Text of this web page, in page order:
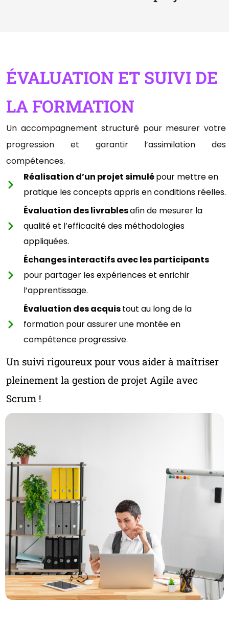
ÉVALUATION ET SUIVI DE
LA FORMATION
Un accompagnement structuré pour mesurer votre
progression et garantir l’assimilation des
compétences.
Réalisation d’un projet simulépour mettre en
pratique les concepts appris en conditions réelles.
Évaluation des livrablesafin de mesurer la
qualité et l’efficacité des méthodologies
appliquées.
Échanges interactifs avec les participants
pour partager les expériences et enrichir
l’apprentissage.
Évaluation des acquistout au long de la
formation pour assurer une montée en
compétence progressive.
Un suivi rigoureux pour vous aider à maîtriser
pleinement la gestion de projet Agile avec
Scrum !